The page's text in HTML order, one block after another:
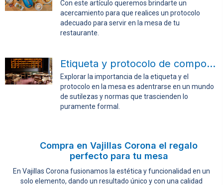
Con este artículo queremos brindarte un
acercamiento para que realices un protocolo
adecuado para servir en la mesa de tu
restaurante.
Etiqueta y protocolo de comportamientos en la mesa
Explorar la importancia de la etiqueta y el
protocolo en la mesa es adentrarse en un mundo
de sutilezas y normas que trascienden lo
puramente formal.
Compra en Vajillas Corona el regalo
perfecto para tu mesa
En Vajillas Corona fusionamos la estética y funcionalidad en un
solo elemento, dando un resultado único y con una calidad